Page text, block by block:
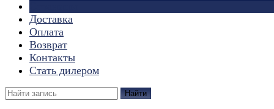
Доставка
Оплата
Возврат
Контакты
Стать дилером
Найти